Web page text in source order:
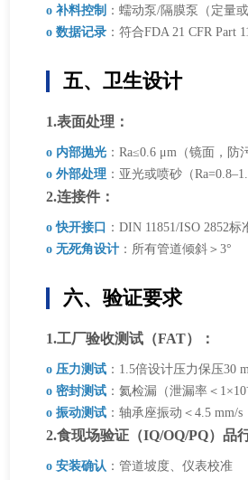
o 补料控制 ：蠕动泵/隔膜泵（定量
o 数据记录 ：符合FDA 21 CFR Part
五、卫生设计
1.表面处理：
o 内部抛光 ：Ra≤0.6 μm（镜面，防
o 外部处理 ：亚光或喷砂（
2.连接件：
o 快开接口 ：DIN 11851/ISO 2852标
o 无死角设计 ：所有管道倾斜＞3°
六、验证要求
1.工厂验收测试（FAT）：
o 压力测试 ：1.5倍设计压力保压30
o 密封测试 ：氦检漏（泄漏率＜
o 振动测试 ：轴承座振动＜4.5 mm/s
2.食现场验证（IQ/OQ/PQ）品
o 安装确认 ：管道坡度、仪表校准